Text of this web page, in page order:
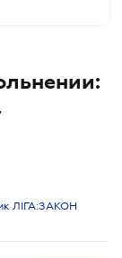
ЛІГА:ЗАКОН